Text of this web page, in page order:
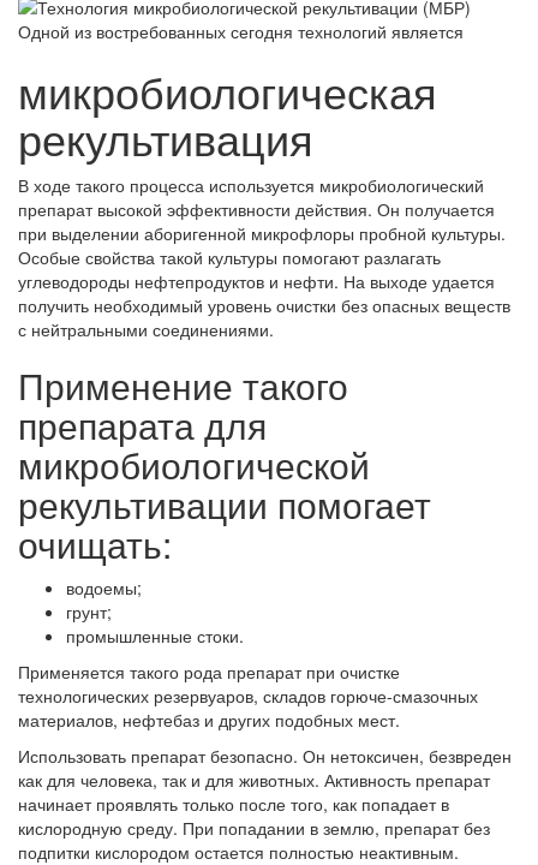
Одной из востребованных сегодня технологий является
микробиологическая
рекультивация
В ходе такого процесса используется микробиологический
препарат высокой эффективности действия. Он получается
при выделении аборигенной микрофлоры пробной культуры.
Особые свойства такой культуры помогают разлагать
углеводороды нефтепродуктов и нефти. На выходе удается
получить необходимый уровень очистки без опасных веществ
с нейтральными соединениями.
Применение такого
препарата для
микробиологической
рекультивации помогает
очищать:
водоемы;
грунт;
промышленные стоки.
Применяется такого рода препарат при очистке
технологических резервуаров, складов горюче-смазочных
материалов, нефтебаз и других подобных мест.
Использовать препарат безопасно. Он нетоксичен, безвреден
как для человека, так и для животных. Активность препарат
начинает проявлять только после того, как попадает в
кислородную среду. При попадании в землю, препарат без
подпитки кислородом остается полностью неактивным.